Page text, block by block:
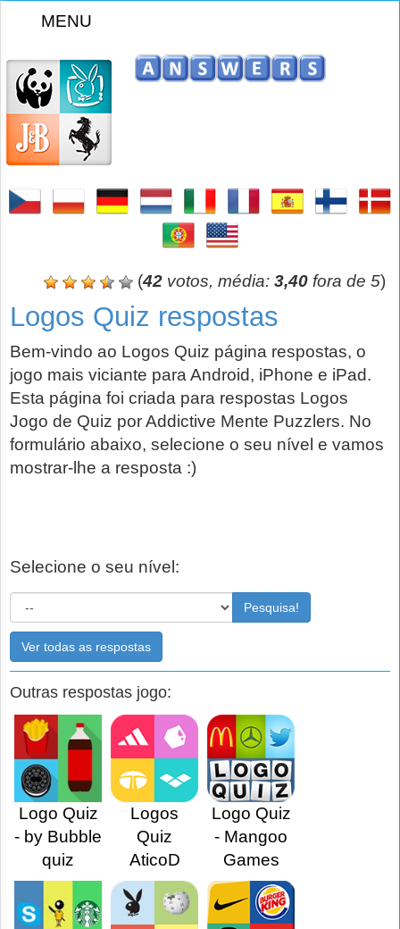
MENU
(42 votos, média: 3,40 fora de 5)
Logos Quiz respostas
Bem-vindo ao Logos Quiz página respostas, o
jogo mais viciante para Android, iPhone e iPad.
Esta página foi criada para respostas Logos
Jogo de Quiz por Addictive Mente Puzzlers. No
formulário abaixo, selecione o seu nível e vamos
mostrar-lhe a resposta :)
Selecione o seu nível:
Pesquisa!
Ver todas as respostas
Outras respostas jogo:
Logo Quiz
- by Bubble
quiz
Logos
Quiz
AticoD
Logo Quiz
- Mangoo
Games